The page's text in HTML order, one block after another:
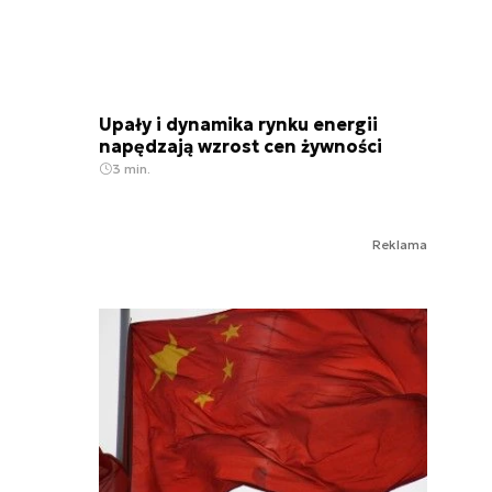
Upały i dynamika rynku energii
napędzają wzrost cen żywności
3 min.
Reklama